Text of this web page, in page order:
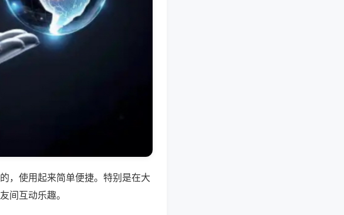
，使用起来简单便捷。特别是在大
间互动乐趣。